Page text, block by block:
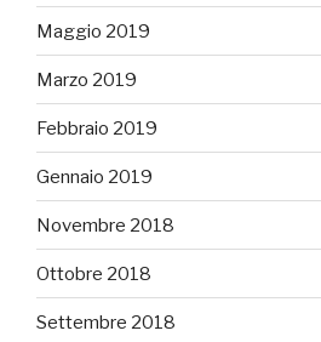
Maggio 2019
Marzo 2019
Febbraio 2019
Gennaio 2019
Novembre 2018
Ottobre 2018
Settembre 2018